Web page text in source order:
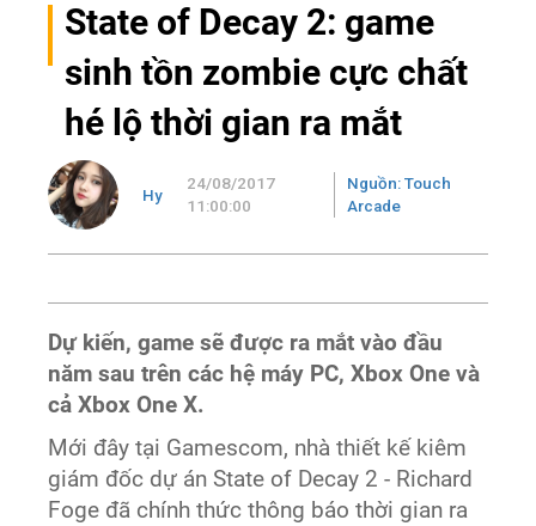
State of Decay 2: game
sinh tồn zombie cực chất
hé lộ thời gian ra mắt
Hy
24/08/2017
11:00:00
Nguồn: Touch
Arcade
Dự kiến, game sẽ được ra mắt vào đầu
năm sau trên các hệ máy PC, Xbox One và
cả Xbox One X.
Mới đây tại Gamescom, nhà thiết kế kiêm
giám đốc dự án State of Decay 2 - Richard
Foge đã chính thức thông báo thời gian ra